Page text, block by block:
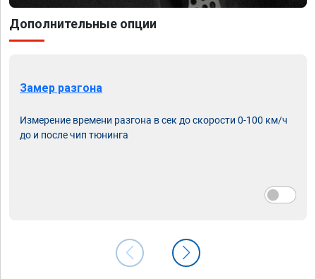
Дополнительные опции
Замер разгона
Измерение времени разгона в сек до скорости 0-100 км/ч
до и после чип тюнинга